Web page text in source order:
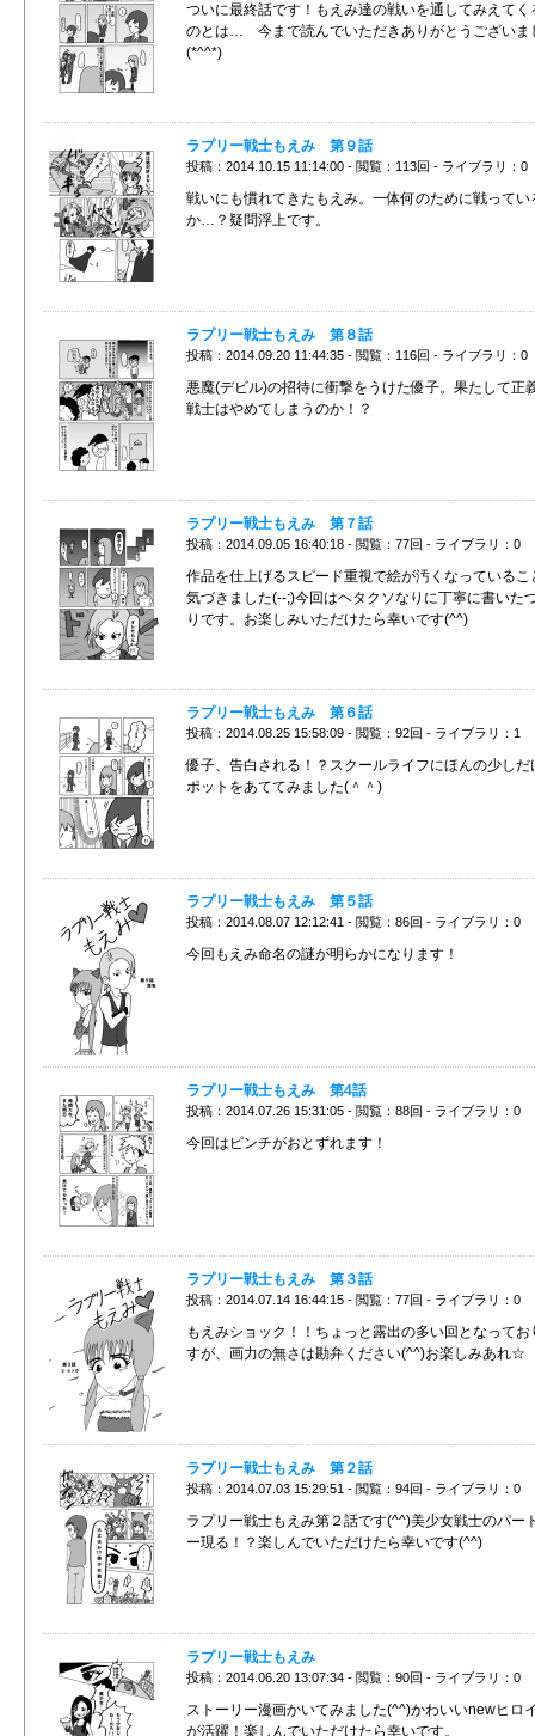
ついに最終話です！もえみ達の戦いを通してみえてく
のとは… 今まで読んでいただきありがとうございま
(*^^*)
ラプリー戦士もえみ 第９話
投稿：2014.10.15 11:14:00 - 閲覧：113回 - ライブラリ：0
戦いにも慣れてきたもえみ。一体何のために戦ってい
か…？疑問浮上です。
ラプリー戦士もえみ 第８話
投稿：2014.09.20 11:44:35 - 閲覧：116回 - ライブラリ：0
悪魔(デビル)の招待に衝撃をうけた優子。果たして正
戦士はやめてしまうのか！？
ラプリー戦士もえみ 第７話
投稿：2014.09.05 16:40:18 - 閲覧：77回 - ライブラリ：0
作品を仕上げるスピード重視で絵が汚くなっているこ
気づきました(--;)今回はヘタクソなりに丁寧に書いた
りです。お楽しみいただけたら幸いです(^^)
ラプリー戦士もえみ 第６話
投稿：2014.08.25 15:58:09 - 閲覧：92回 - ライブラリ：1
優子、告白される！？スクールライフにほんの少しだ
ポットをあててみました(＾＾)
ラプリー戦士もえみ 第５話
投稿：2014.08.07 12:12:41 - 閲覧：86回 - ライブラリ：0
今回もえみ命名の謎が明らかになります！
ラプリー戦士もえみ 第4話
投稿：2014.07.26 15:31:05 - 閲覧：88回 - ライブラリ：0
今回はピンチがおとずれます！
ラプリー戦士もえみ 第３話
投稿：2014.07.14 16:44:15 - 閲覧：77回 - ライブラリ：0
もえみショック！！ちょっと露出の多い回となってお
すが、画力の無さは勘弁ください(^^)お楽しみあれ☆
ラプリー戦士もえみ 第２話
投稿：2014.07.03 15:29:51 - 閲覧：94回 - ライブラリ：0
ラプリー戦士もえみ第２話です(^^)美少女戦士のパー
ー現る！？楽しんでいただけたら幸いです(^^)
ラプリー戦士もえみ
投稿：2014.06.20 13:07:34 - 閲覧：90回 - ライブラリ：0
ストーリー漫画かいてみました(^^)かわいいnewヒロ
が活躍！楽しんでいただけたら幸いです。